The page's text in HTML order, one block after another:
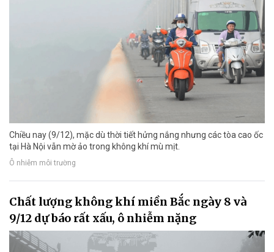
Chiều nay (9/12), mặc dù thời tiết hửng nắng nhưng các tòa cao ốc
tại Hà Nội vẫn mờ ảo trong không khí mù mịt.
Ô nhiễm môi trường
Chất lượng không khí miền Bắc ngày 8 và
9/12 dự báo rất xấu, ô nhiễm nặng